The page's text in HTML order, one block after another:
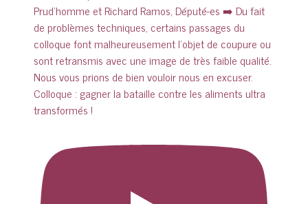
Colloque : gagner la bataille contre les aliments ultra
transformés !